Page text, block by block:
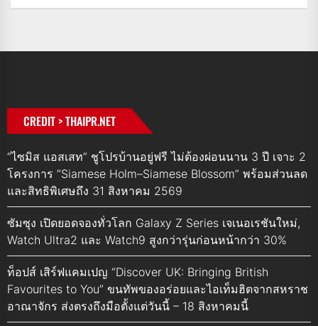
CREDIT > THAIPR.NET
“ไซมิส แอสเสท” ชูโปรบ้านอยู่ฟรี ไม่ต้องผ่อนนาน 3 ปี เจาะ 2
โครงการ “Siamese Holm–Siamese Blossom” พร้อมส่วนลด
และสิทธิพิเศษถึง 31 สิงหาคม 2569
ซัมซุง เปิดยอดจองทั่วโลก Galaxy Z Series เจเนอเรชันใหม่,
Watch Ultra2 และ Watch9 สูงกว่ารุ่นก่อนหน้ากว่า 30%
ท็อปส์ เสิร์ฟแคมเปญ “Discover UK: Bringing British
Favourites to You” ขนทัพของอร่อยและไอเท็มฮิตจากสหราช
อาณาจักร ส่งตรงถึงมือตั้งแต่วันนี้ – 18 สิงหาคมนี้